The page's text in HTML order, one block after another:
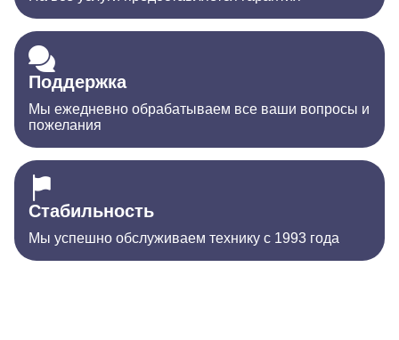
Поддержка
Мы ежедневно обрабатываем все ваши вопросы и
пожелания
Стабильность
Мы успешно обслуживаем технику с 1993 года